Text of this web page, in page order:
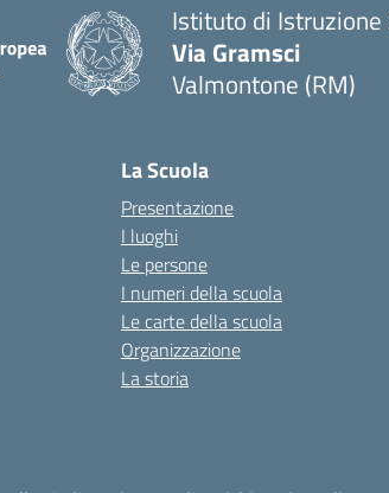
Istituto di Istruzione
Via Gramsci
Valmontone (RM)
La Scuola
Presentazione
I luoghi
Le persone
I numeri della scuola
Le carte della scuola
Organizzazione
La storia